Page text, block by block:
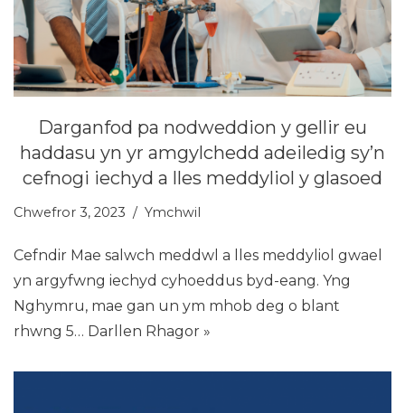
Darganfod pa nodweddion y gellir eu
haddasu yn yr amgylchedd adeiledig sy’n
cefnogi iechyd a lles meddyliol y glasoed
Chwefror 3, 2023 Ymchwil
Cefndir Mae salwch meddwl a lles meddyliol gwael
yn argyfwng iechyd cyhoeddus byd-eang. Yng
Nghymru, mae gan un ym mhob deg o blant
rhwng 5… Darllen Rhagor »